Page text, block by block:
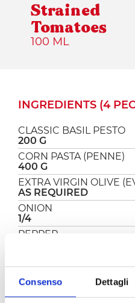
Consenso Dettagli
Strained
Tomatoes
100 ML
INGREDIENTS (4
CLASSIC BASIL PESTO
200 G
CORN PASTA (PENNE)
400 G
EXTRA VIRGIN OLIVE
AS REQUIRED
ONION
1/4
PEPPER
TO TASTE
UNPEELED ALMONDS
120 G